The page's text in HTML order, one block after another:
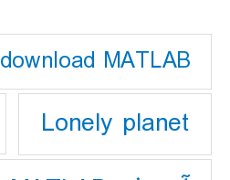
download MATLAB
Lonely planet